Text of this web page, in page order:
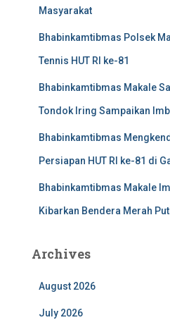
Masyarakat
Bhabinkamtibmas Polsek
Tennis HUT RI ke-81
Bhabinkamtibmas Makale
Tondok Iring Sampaikan
Bhabinkamtibmas
Persiapan HUT RI ke-81 di
Bhabinkamtibmas Makale
Kibarkan Bendera Merah
Archives
August 2026
July 2026